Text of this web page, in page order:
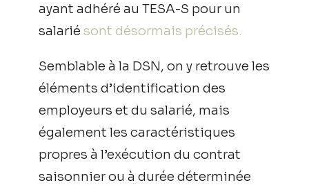
ayant adhéré au TESA-S pour un
salarié sont désormais précisés.
Semblable à la DSN, on y retrouve les
éléments d’identification des
employeurs et du salarié, mais
également les caractéristiques
propres à l’exécution du contrat
saisonnier ou à durée déterminée